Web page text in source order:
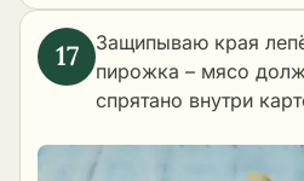
Защипываю края
пирожка – мясо
спрятано внутри